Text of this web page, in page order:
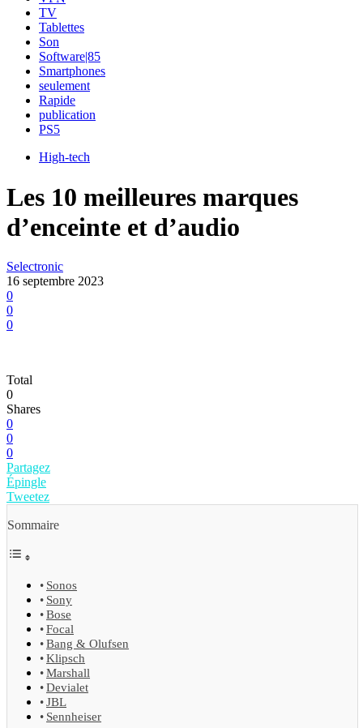
TV
Tablettes
Son
Software|85
Smartphones
seulement
Rapide
publication
PS5
High-tech
Les 10 meilleures marques
d’enceinte et d’audio
Selectronic
16 septembre 2023
0
0
0
Total
0
Shares
0
0
0
Partagez
Épingle
Tweetez
Sommaire
Sonos
Sony
Bose
Focal
Bang & Olufsen
Klipsch
Marshall
Devialet
JBL
Sennheiser